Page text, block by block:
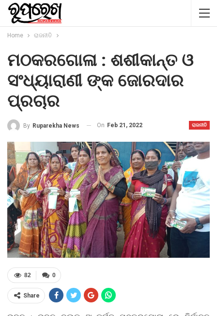
Home ରାଜନୀତି
ମଠକରଗୋଳା : ଶଶୀକାନ୍ତ ଓ
ସଂଧ୍ୟାରାଣୀ ଙ୍କ ଜୋରଦାର
ପ୍ରଚାର
ରାଜନୀତି
By Ruparekha News On Feb 21, 2022
0
82
Share